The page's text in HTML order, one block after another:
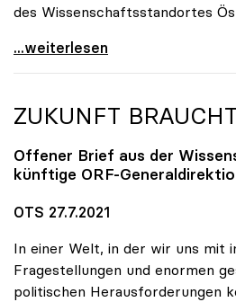
des Wissenschaftsstandortes
uniko-Präsidentin Seidler:
...weiterlesen
ZUKUNFT
Offener Brief aus der
künftige ORF-
OTS 27.7.2021
In einer Welt, in der wir uns mit
Fragestellungen und enormen
politischen Herausforderungen